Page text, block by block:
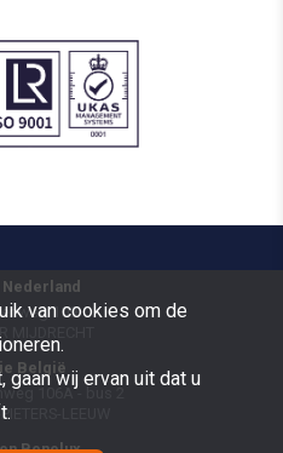
109
België
106A - bus 2
LEEUW
Benelux
van cookies om de
wij ervan uit dat u